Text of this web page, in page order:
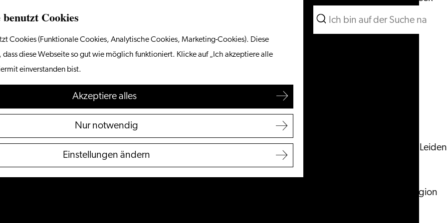
benutzt Cookies
Cookies (Funktionale Cookies, Analytische Cookies, Marketing-Cookies). Diese
dass diese Webseite so gut wie möglich funktioniert. Klicke auf „Ich akzeptiere alle
einverstanden bist.
Akzeptiere alles
Nur notwendig
Einstellungen ändern
Menü
Suchen
Touristeninformation Leiden
Entdecken Sie die Region
Suchen